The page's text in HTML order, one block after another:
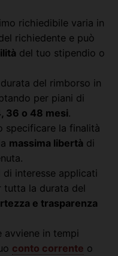
richiedibile varia in
richiedente e può
del tuo stipendio o
del rimborso in
per piani di
36 o 48 mesi.
specificare la finalità
massima libertà di
di interesse applicati
tutta la durata del
e trasparenza
avviene in tempi
conto corrente o